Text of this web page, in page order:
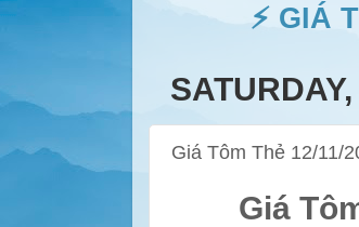
⚡ GIÁ
Giá Tôm Thẻ 12/11/
Giá